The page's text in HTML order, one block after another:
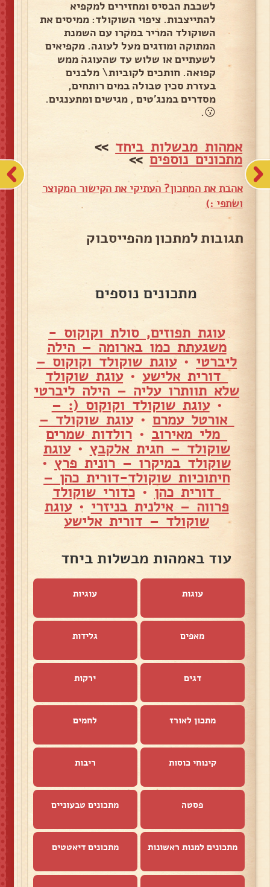
לשכבת הבסיס ומחזירים למקפיא
להתייצבות. ציפוי השוקולד: ממיסים את
השוקולד המריר במקרו עם השמנת
המתוקה ומוזגים מעל לעוגה. מקפיאים
לשעתיים או שלוש עד שהעוגה ממש
קפואה. חותכים לקוביות\ מלבנים
בעזרת סכין טבולה במים רותחים,
מסדרים במנג'טים , מגישים ומתענגים.
😗.
אמהות מבשלות ביחד >>
מתכונים נוספים>>
אהבת את המתכון? העתיקי את הקישור המקוצר
ושתפי :)
תגובות למתכון מהפייסבוק
מתכונים נוספים
עוגת תפוזים, סולת וקוקוס -
משגעתת כמו בארומה – הילה
ליברטי •עוגת שוקולד וקוקוס –
דורית אלישע•עוגת שוקולד
שלא תוותרו עליה – הילה ליברטי
•עוגת שוקולד וקוקוס (: –
אורטל עמרם •עוגת שוקולד –
מלי מאירוב • רולדות שמרים
שוקולד – חגית אלקבץ •עוגת
שוקולד במיקרו – רונית פרץ •
חיתוכיות שוקולד-דורית כהן –
דורית כהן •כדורי שוקולד
פרווה – אילנית בניזרי •עוגת
שוקולד – דורית אלישע
עוד באמהות מבשלות ביחד
עוגות עוגיות
מאפים גלידות
דגים ירקות
מתכון לאורז לחמים
קינוחי כוסות ריבות
פסטה מתכונים טבעוניים
מתכונים למנות ראשונות מתכונים דיאטטים